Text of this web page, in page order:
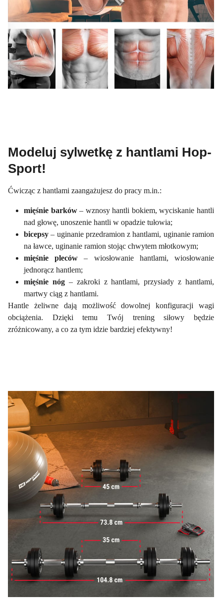
Modeluj sylwetkę z hantlami Hop-
Sport!
Ćwicząc z hantlami zaangażujesz do pracy m.in.:
mięśnie barków– wznosy hantli bokiem, wyciskanie hantli
nad głowę, unoszenie hantli w opadzie tułowia;
bicepsy– uginanie przedramion z hantlami, uginanie ramion
na ławce, uginanie ramion stojąc chwytem młotkowym;
mięśnie pleców– wiosłowanie hantlami, wiosłowanie
jednorącz hantlem;
mięśnie nóg – zakroki z hantlami, przysiady z hantlami,
martwy ciąg z hantlami.
Hantle żeliwne dają możliwość dowolnej konfiguracji wagi
obciążenia. Dzięki temu Twój trening siłowy będzie
zróżnicowany, a co za tym idzie bardziej efektywny!